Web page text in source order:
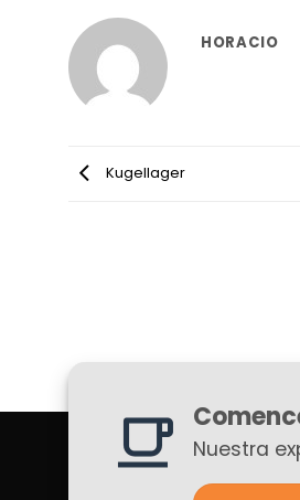
HORACIO
Kugellager
Nuestra